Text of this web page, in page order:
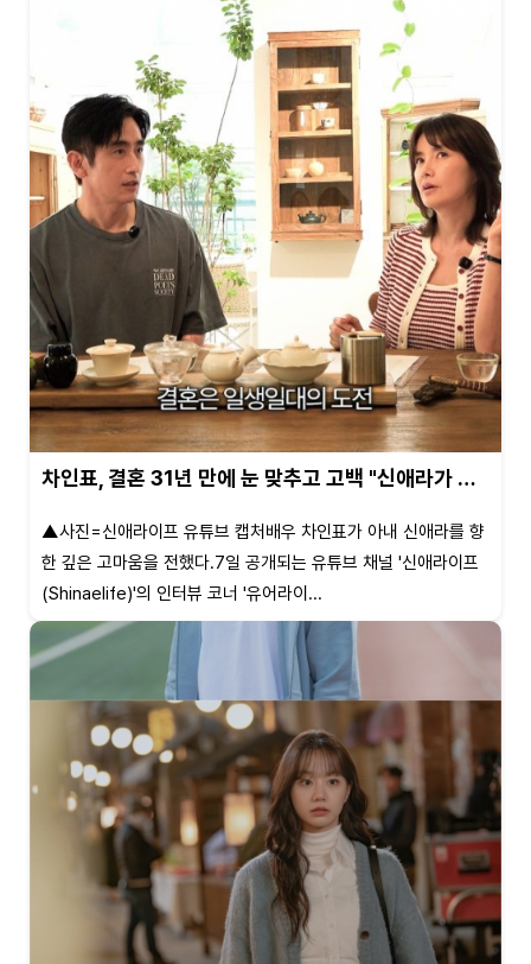
차인표, 결혼 31년 만에 눈 맞추고 고백 "신애라가 …
▲사진=신애라이프 유튜브 캡처배우 차인표가 아내 신애라를 향
한 깊은 고마움을 전했다.7일 공개되는 유튜브 채널 '신애라이프
(Shinaelife)'의 인터뷰 코너 '유어라이...